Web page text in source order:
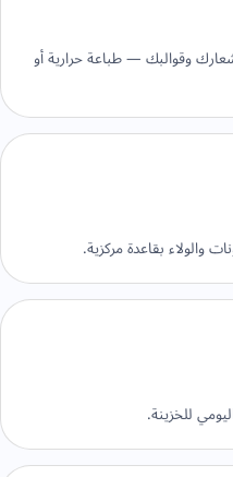
وقوالبك — طباعة حرارية أو
والولاء بقاعدة مركزية.
للخزينة.